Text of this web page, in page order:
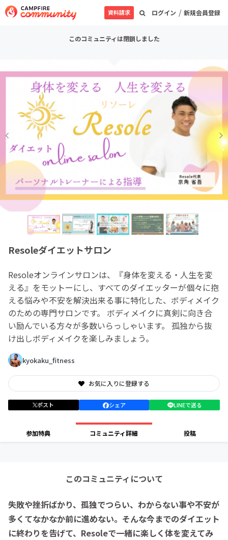
ログイン / 新規会員登録
資料請求
このコミュニティは閉鎖しました
Resoleダイエットサロン
Resoleオンラインサロンは、『身体を変える・人生を変
える』をモットーにし、すべてのダイエッターが個々に抱
える悩みや不安を解決出来る事に特化した、ボディメイク
のための専門サロンです。 ボディメイクに真剣に向き合
い励んでいる方々が多数いらっしゃいます。 孤独から抜
け出しボディメイクを楽しみましょう。
kyokaku_fitness
お気に入りに登録する
ポスト シェア LINEで送る
参加特典 コミュニティ詳細 投稿
このコミュニティについて
失敗や挫折ばかり、孤独でつらい、わからない事や不安が
多くてなかなか前に進めない。そんな今までのダイエット
に終わりを告げて、Resoleで一緒に楽しく体を変えてみ